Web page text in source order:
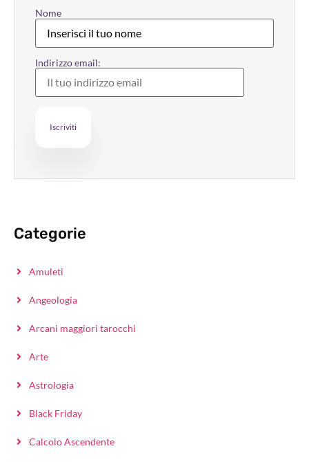
Nome
Indirizzo email:
Categorie
Amuleti
Angeologia
Arcani maggiori tarocchi
Arte
Astrologia
Black Friday
Calcolo Ascendente